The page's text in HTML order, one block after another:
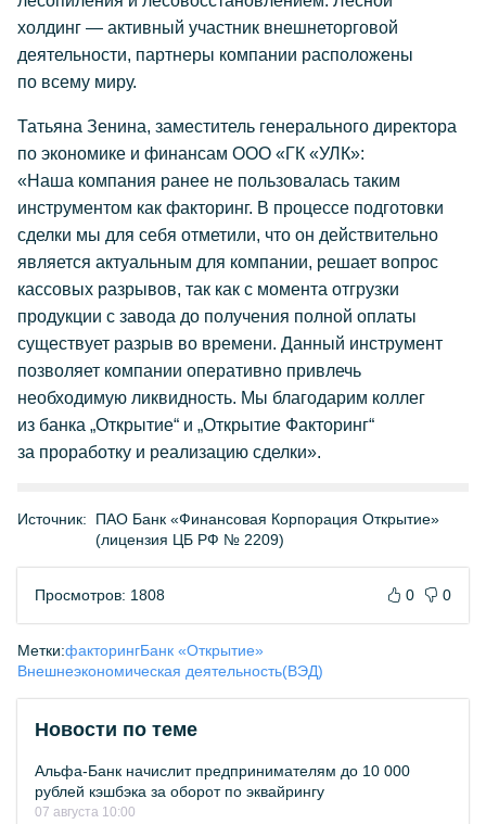
холдинг — активный участник внешнеторговой
деятельности, партнеры компании расположены
по всему миру.
Татьяна Зенина, заместитель генерального директора
по экономике и финансам ООО «ГК «УЛК»:
«Наша компания ранее не пользовалась таким
инструментом как факторинг. В процессе подготовки
сделки мы для себя отметили, что он действительно
является актуальным для компании, решает вопрос
кассовых разрывов, так как с момента отгрузки
продукции с завода до получения полной оплаты
существует разрыв во времени. Данный инструмент
позволяет компании оперативно привлечь
необходимую ликвидность. Мы благодарим коллег
из банка „Открытие“ и „Открытие Факторинг“
за проработку и реализацию сделки».
Источник:
ПАО Банк «Финансовая Корпорация Открытие»
(лицензия ЦБ РФ № 2209)
Просмотров: 1808 0 0
Метки:факторингБанк «Открытие»
Внешнеэкономическая деятельность(ВЭД)
Новости по теме
Альфа-Банк начислит предпринимателям до 10 000
рублей кэшбэка за оборот по эквайрингу
07 августа 10:00